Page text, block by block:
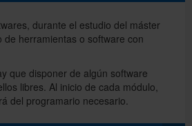
English
durante el estudio del máster
de herramientas o software con
que disponer de algún software
libres. Al inicio de cada módulo,
del programario necesario.